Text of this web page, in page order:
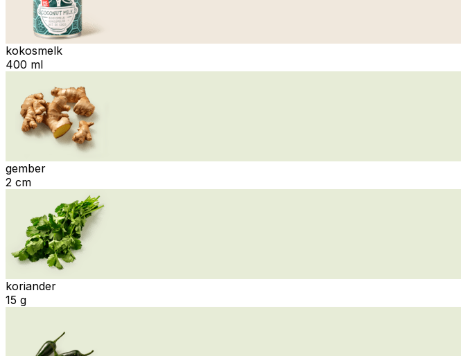
kokosmelk
400 ml
gember
2 cm
koriander
15 g